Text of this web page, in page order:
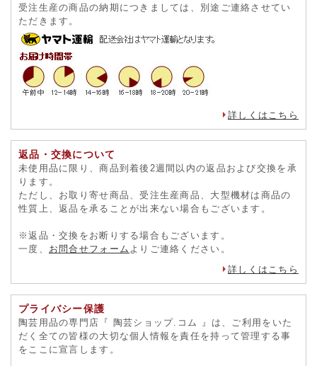
受注生産の商品の納期につきましては、別途ご連絡させてい
ただきます。
詳しくはこちら
返品・交換について
未使用品に限り、商品到着後2週間以内の返品および交換を承
ります。
ただし、お取り寄せ商品、受注生産商品、大型機材は商品の
性質上、返品を承ることが出来ない場合もございます。
※返品・交換をお断りする場合もございます。
一度、 お問合せフォーム よりご連絡ください。
詳しくはこちら
プライバシー保護
陶芸用品の専門店『 陶芸ショップ.コム 』は、ご利用をいた
だく全ての皆様の大切な個人情報を責任を持って管理する事
をここに宣言します。